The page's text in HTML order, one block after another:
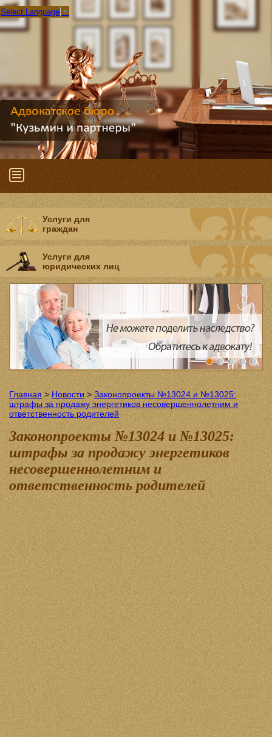
Select Language ▼
Главная > Новости>Законопроекты №13024 и №13025:
штрафы за продажу энергетиков несовершеннолетним и
ответственность родителей
Законопроекты №13024 и №13025:
штрафы за продажу энергетиков
несовершеннолетним и
ответственность родителей
Услуги для
граждан
Услуги для
юридических лиц